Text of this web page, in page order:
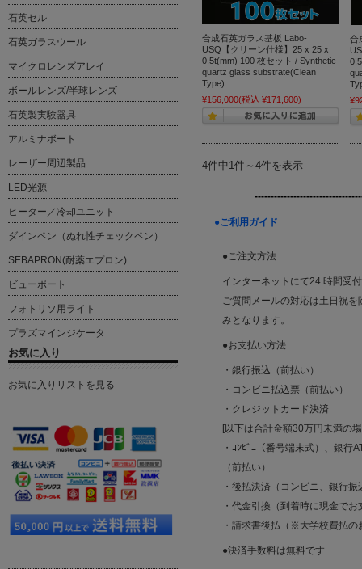
合成石英ガラス基板 Labo-
USQ【クリーン仕様】25 x 25 x
0.5t(mm) 100 枚セット / Synthetic
quartz glass substrate(Clean
Type)
¥156,000(税込 ¥171,600)
合
4件中1件～4件を表示
●ご利用ガイド
●ご注文方法
インターネットにて24 時間受
ご質問メールの対応は土日祝
みとなります。
●お支払い方法
・銀行振込（前払い）
・コンビニ払込票（前払い）
・クレジットカード決済
[以下は合計金額30万円未満の
・ｺﾝﾋﾞﾆ（番号端末式）、銀行
（前払い）
・後払決済（コンビニ、銀行
・代金引換（到着時に現金でお
・請求書後払（※大学校費払の
●決済手数料は無料です
石英セル
石英ガラスウール
マイクロレンズアレイ
ボールレンズ/半球レンズ
石英製実験器具
アルミナボート
レーザー周辺製品
LED光源
ヒーター／冷却ユニット
ダインペン（ぬれ性チェックペン）
SEBAPRON(耐薬エプロン)
ビューポート
フォトリソ用ライト
プラズマインジケータ
お気に入り
お気に入りリストを見る